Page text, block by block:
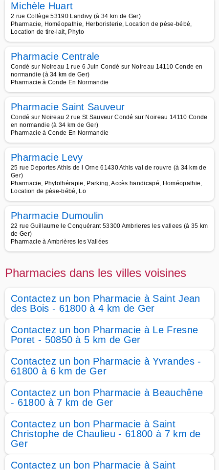
Michèle Huart
2 rue Collège 53190 Landivy (à 34 km de Ger)
Pharmacie, Homéopathie, Herboristerie, Location de pèse-bébé,
Location de tire-lait, Phyto
Pharmacie Centrale
Condé sur Noireau 1 rue 6 Juin Condé sur Noireau 14110 Conde en
normandie (à 34 km de Ger)
Pharmacie à Conde En Normandie
Pharmacie Saint Sauveur
Condé sur Noireau 2 rue St Sauveur Condé sur Noireau 14110 Conde
en normandie (à 34 km de Ger)
Pharmacie à Conde En Normandie
Pharmacie Levy
25 rue Deportes Athis de l Orne 61430 Athis val de rouvre (à 34 km de
Ger)
Pharmacie, Phytothérapie, Parking, Accès handicapé, Homéopathie,
Location de pèse-bébé, Lo
Pharmacie Dumoulin
22 rue Guillaume le Conquérant 53300 Ambrieres les vallees (à 35 km
de Ger)
Pharmacie à Ambrières les Vallées
Pharmacies dans les villes voisines
Contactez un bon Pharmacie à Saint Jean
des Bois - 61800 à 4 km de Ger
Contactez un bon Pharmacie à Le Fresne
Poret - 50850 à 5 km de Ger
Contactez un bon Pharmacie à Yvrandes -
61800 à 6 km de Ger
Contactez un bon Pharmacie à Beauchêne
- 61800 à 7 km de Ger
Contactez un bon Pharmacie à Saint
Christophe de Chaulieu - 61800 à 7 km de
Ger
Contactez un bon Pharmacie à Saint